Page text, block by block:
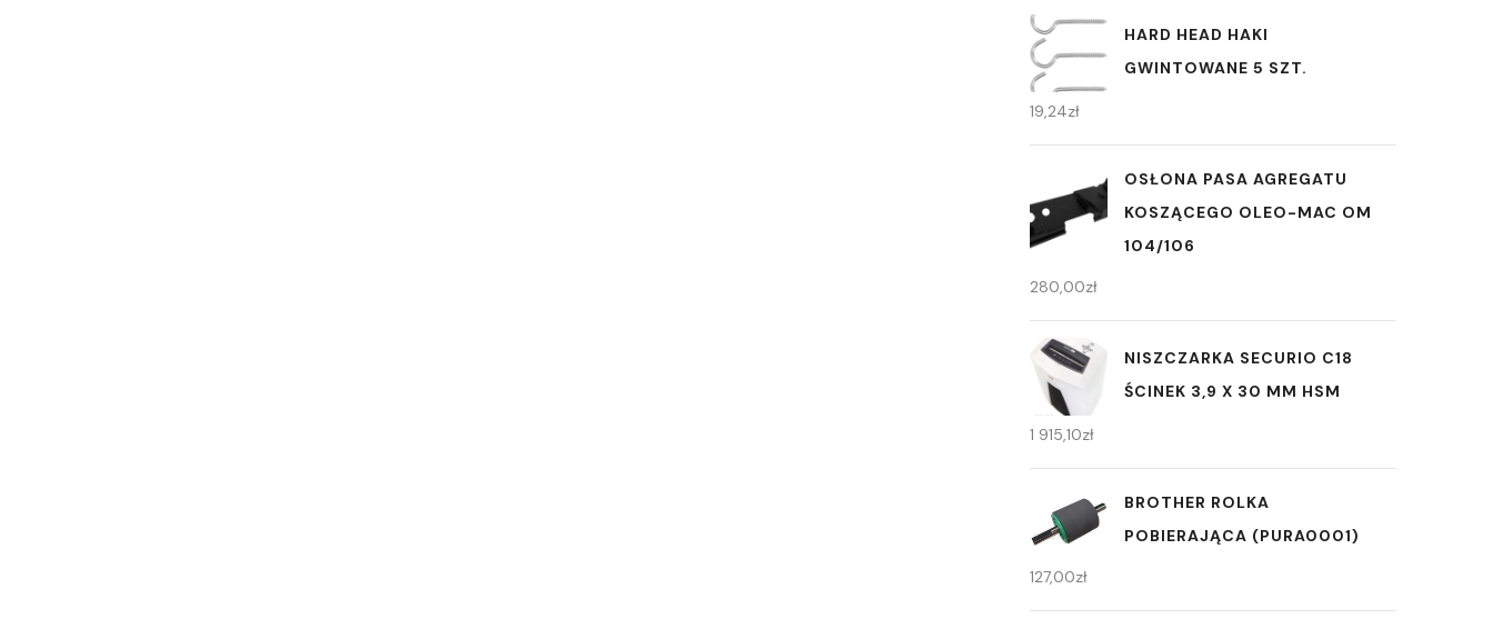
HARD HEAD HAKI
GWINTOWANE 5 SZT.
19,24zł
OSŁONA PASA AGREGATU
KOSZĄCEGO OLEO-MAC OM
104/106
280,00zł
NISZCZARKA SECURIO C18
ŚCINEK 3,9 X 30 MM HSM
1 915,10zł
BROTHER ROLKA
POBIERAJĄCA (PURA0001)
127,00zł